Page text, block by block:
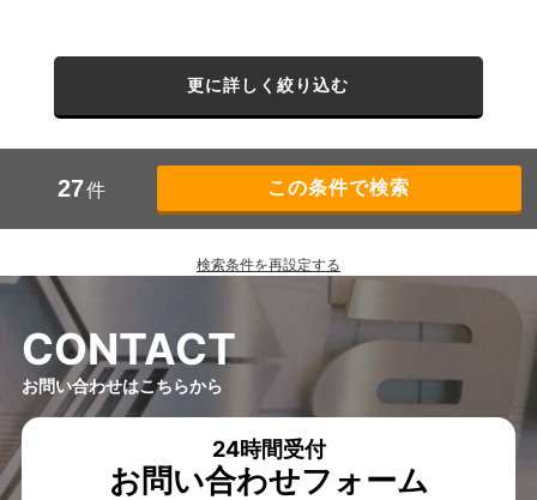
更に詳しく絞り込む
27件
検索条件を再設定する
CONTACT
お問い合わせはこちらから
24時間受付
お問い合わせフォーム